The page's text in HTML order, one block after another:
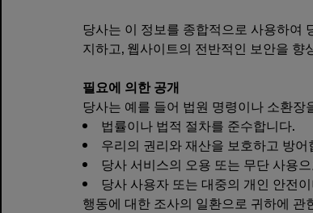
당사는 이 정보를 종합적으로 사용하여
지하고, 웹사이트의 전반적인 보안을 향
필요에 의한 공개
당사는 예를 들어 법원 명령이나 소환
법률이나 법적 절차를 준수합니다.
우리의 권리와 재산을 보호하고 방어
당사 서비스의 오용 또는 무단 사용
당사 사용자 또는 대중의 개인 안전
행동에 대한 조사의 일환으로 귀하에